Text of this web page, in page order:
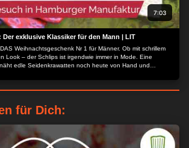
7:03
Der exklusive Klassiker für den Mann | LIT
Weihnachtsgeschenk Nr 1 für Männer. Ob mit schrillem
Look – der Schlips ist irgendwie immer in Mode. Eine
edle Seidenkrawatten noch heute von Hand und
für Dich: